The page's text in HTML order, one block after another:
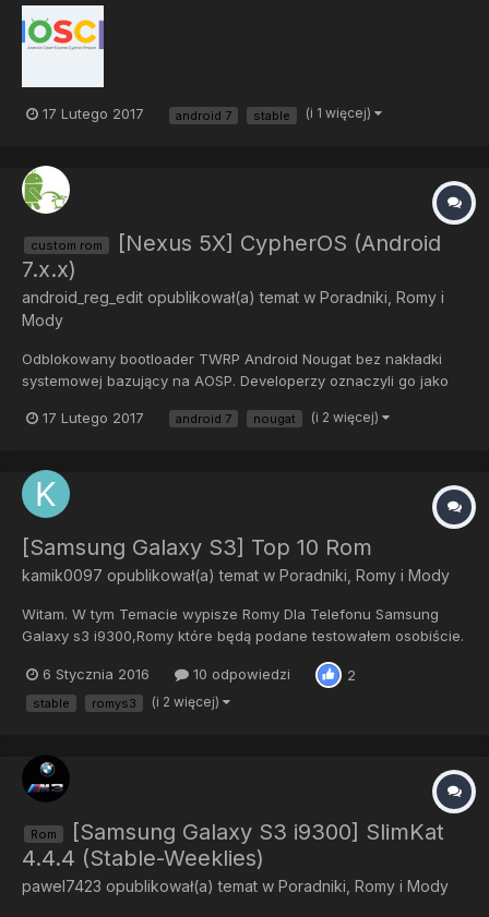
tworzyć kopie zapasowe. Ze znalezionych przeze mnie
informacji wynika, że mogą pojawić się błędy...
17 Lutego 2017 android 7 stable (i 1 więcej)
custom rom
[Nexus 5X] CypherOS (Android
7.x.x)
android_reg_edit opublikował(a) temat w Poradniki, Romy i
Mody
Odblokowany bootloader TWRP Android Nougat bez nakładki
systemowej bazujący na AOSP. Developerzy oznaczyli go jako
tworzyć kopie zapasowe. Ze znalezionych przeze mnie
17 Lutego 2017 android 7 nougat (i 2 więcej)
[Samsung Galaxy S3] Top 10 Rom
kamik0097 opublikował(a) temat w Poradniki, Romy i Mody
Witam. W tym Temacie wypisze Romy Dla Telefonu Samsung
Galaxy s3 i9300,Romy które będą podane testowałem osobiście.
bez zawieszek życie baterii też jest dobre, pracuje na Lolipopie
5.1.1 bugów nie zauważyłem...
6 Stycznia 2016 10 odpowiedzi 2
stable romys3 (i 2 więcej)
Rom
[Samsung Galaxy S3 i9300] SlimKat
4.4.4 (Stable-Weeklies)
pawel7423 opublikował(a) temat w Poradniki, Romy i Mody